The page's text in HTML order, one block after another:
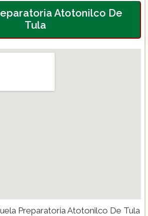
Atotonilco De
Tula
Preparatoria Atotonilco De Tula